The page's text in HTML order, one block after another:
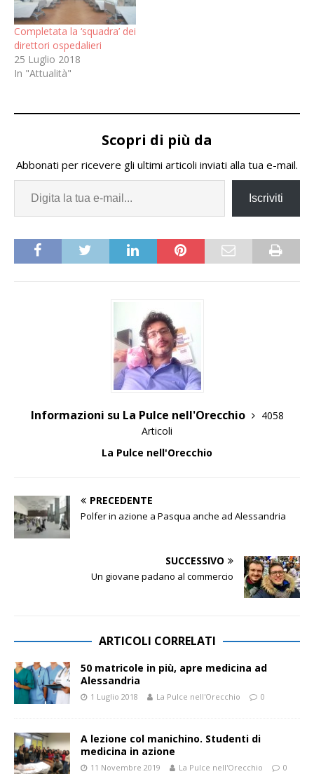
Completata la ‘squadra’ dei
direttori ospedalieri
25 Luglio 2018
In "Attualità"
Scopri di più da
Abbonati per ricevere gli ultimi articoli inviati alla tua e-mail.
Iscriviti
Informazioni su La Pulce nell'Orecchio
4058
Articoli
La Pulce nell'Orecchio
PRECEDENTE
Polfer in azione a Pasqua anche ad Alessandria
SUCCESSIVO
Un giovane padano al commercio
ARTICOLI CORRELATI
50 matricole in più, apre medicina ad
Alessandria
1 Luglio 2018 La Pulce nell'Orecchio 0
A lezione col manichino. Studenti di
medicina in azione
11 Novembre 2019 La Pulce nell'Orecchio 0